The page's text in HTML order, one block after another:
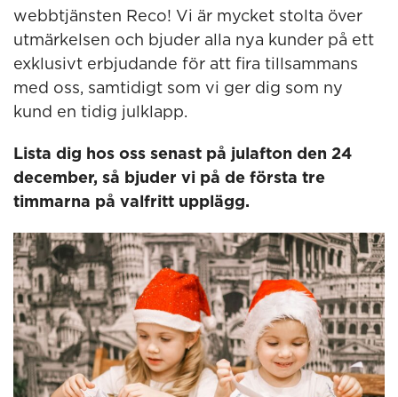
webbtjänsten Reco! Vi är mycket stolta över
utmärkelsen och bjuder alla nya kunder på ett
exklusivt erbjudande för att fira tillsammans
med oss, samtidigt som vi ger dig som ny
kund en tidig julklapp.
Lista dig hos oss senast på julafton den 24
december, så bjuder vi på de första tre
timmarna på valfritt upplägg.